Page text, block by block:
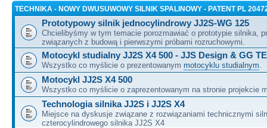
TECHNIKA - NOWY DWUSUWOWY SILNIK SPALINOWY - PATENT PL
Prototypowy silnik jednocylindrowy JJ2S-WG 125
Chcielibyśmy w tym temacie porozmawiać o prototypie silnika,
związanych z budową i pierwszymi próbami rozruchowymi.
Motocykl studialny JJ2S X4 500 - JJS Design & GG
Wszystko co myślicie o prezentowanym motocyklu studialnym
Motocykl JJ2S X4 500
Wszystko co myślicie o zaprezentowanym na stronie projekcie
Technologia silnika JJ2S i JJ2S X4
Miejsce na dyskusje związane z rozwiązaniami technicznymi
czterocylindrowego silnika JJ2S X4